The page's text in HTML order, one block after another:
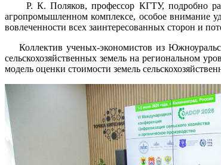
Р. К. Поляков, профессор КГТУ, подробно
агропромышленном комплексе, особое внимание
вовлеченности всех заинтересованных сторон и
Коллектив ученых-экономистов из
сельскохозяйственных земель на региональном
модель оценки стоимости земель